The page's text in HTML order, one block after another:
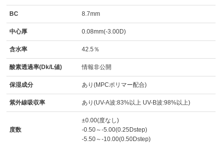
BC 8.7mm
中心厚 0.08mm(-3.00D)
含水率 42.5％
酸素透過率(Dk/L値) 情報非公開
保湿成分 あり(MPCポリマー配合)
紫外線吸収率 あり(UV-A波:83%以上 UV-B波:98%以上)
度数
±0.00(度なし)
-0.50～-5.00(0.25Dstep)
-5.50～-10.00(0.50Dstep)